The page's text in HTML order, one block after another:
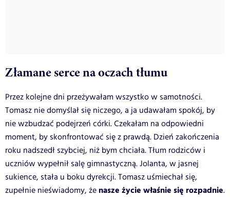
Złamane serce na oczach tłumu
Przez kolejne dni przeżywałam wszystko w samotności.
Tomasz nie domyślał się niczego, a ja udawałam spokój, by
nie wzbudzać podejrzeń córki. Czekałam na odpowiedni
moment, by skonfrontować się z prawdą. Dzień zakończenia
roku nadszedł szybciej, niż bym chciała. Tłum rodziców i
uczniów wypełnił salę gimnastyczną. Jolanta, w jasnej
sukience, stała u boku dyrekcji. Tomasz uśmiechał się,
zupełnie nieświadomy, że nasze życie właśnie się rozpadnie.